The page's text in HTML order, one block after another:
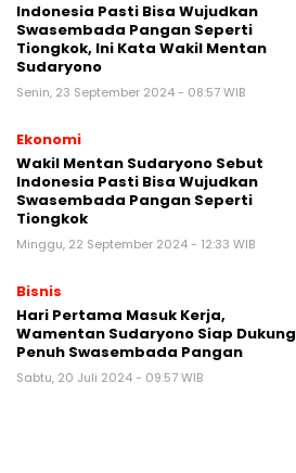
Indonesia Pasti Bisa Wujudkan
Swasembada Pangan Seperti
Tiongkok, Ini Kata Wakil Mentan
Sudaryono
Senin, 23 September 2024 - 08:57 WIB
Ekonomi
Wakil Mentan Sudaryono Sebut
Indonesia Pasti Bisa Wujudkan
Swasembada Pangan Seperti
Tiongkok
Minggu, 22 September 2024 - 12:33 WIB
Bisnis
Hari Pertama Masuk Kerja,
Wamentan Sudaryono Siap Dukung
Penuh Swasembada Pangan
Sabtu, 20 Juli 2024 - 09:57 WIB